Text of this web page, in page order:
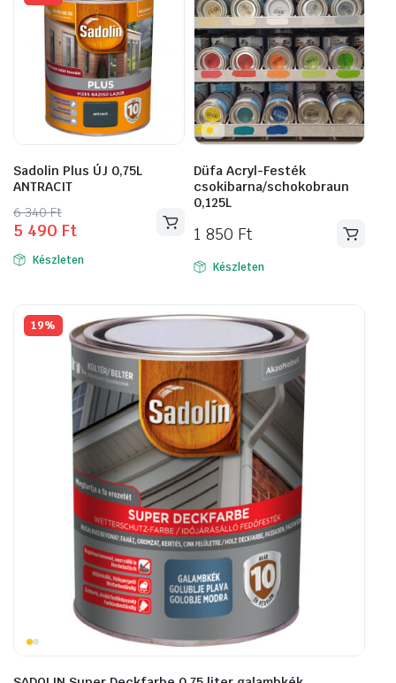
Sadolin Plus ÚJ 0,75L
ANTRACIT
6 340Ft
Original
price
was:
5 490 Ft
Current
price
is: Készleten
Düfa Acryl-Festék
csokibarna/schokobraun
0,125L
1 850 Ft
Készleten
19%